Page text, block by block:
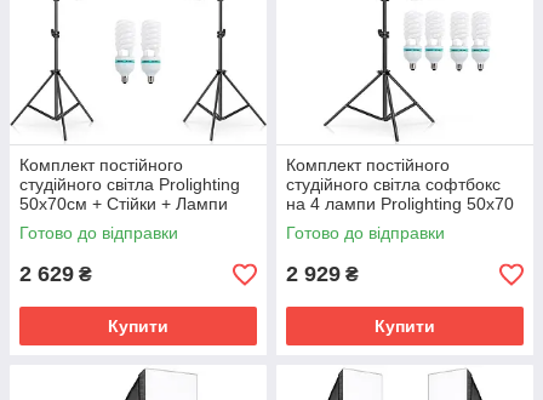
Комплект постійного
студійного світла Prolighting
50х70см + Стійки + Лампи
125 Вт.
Готово до відправки
2 629 ₴
Купити
Комплект постійного
студійного світла софтбокс
на 4 лампи Prolighting 50x70
+ Стійка + Лампи 125 Вт.
Готово до відправки
2 929 ₴
Купити